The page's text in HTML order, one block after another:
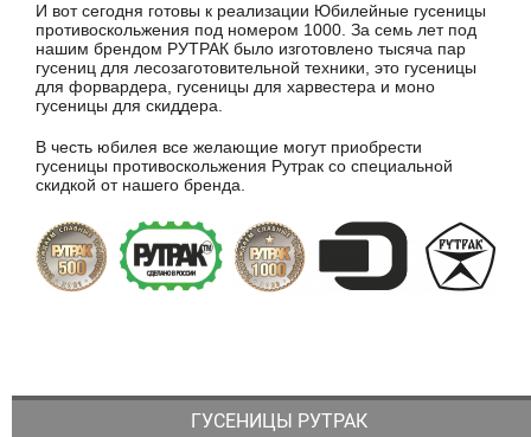
И вот сегодня готовы к реализации Юбилейные гусеницы
противоскольжения под номером 1000. За семь лет под
нашим брендом РУТРАК было изготовлено тысяча пар
гусениц для лесозаготовительной техники, это гусеницы
для форвардера, гусеницы для харвестера и моно
гусеницы для скиддера.
В честь юбилея все желающие могут приобрести
гусеницы противоскольжения Рутрак со специальной
скидкой от нашего бренда.
ГУСЕНИЦЫ РУТРАК